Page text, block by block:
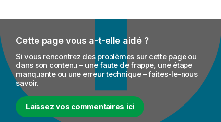
Cette page vous a-t-elle aidé ?
Si vous rencontrez des problèmes sur cette page ou
dans son contenu – une faute de frappe, une étape
manquante ou une erreur technique – faites-le-nous
savoir.
Laissez vos commentaires ici